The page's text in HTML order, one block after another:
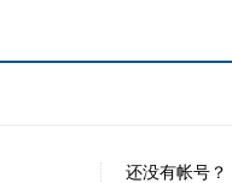
还没有帐号？